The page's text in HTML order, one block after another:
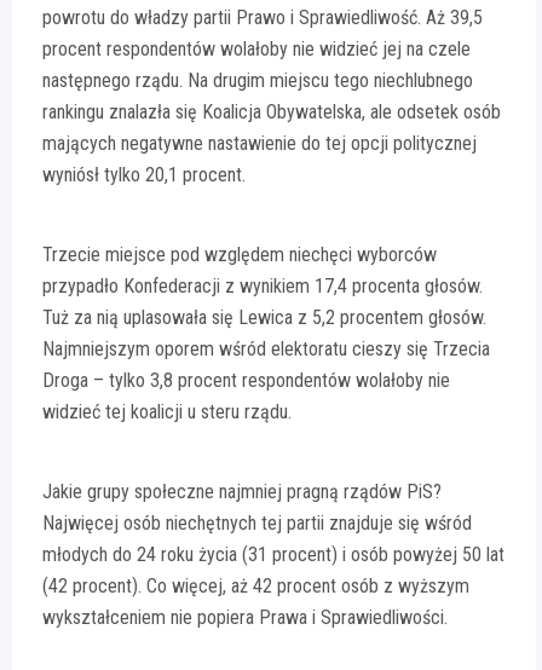
powrotu do władzy partii Prawo i Sprawiedliwość. Aż 39,5
procent respondentów wolałoby nie widzieć jej na czele
następnego rządu. Na drugim miejscu tego niechlubnego
rankingu znalazła się Koalicja Obywatelska, ale odsetek osób
mających negatywne nastawienie do tej opcji politycznej
wyniósł tylko 20,1 procent.
Trzecie miejsce pod względem niechęci wyborców
przypadło Konfederacji z wynikiem 17,4 procenta głosów.
Tuż za nią uplasowała się Lewica z 5,2 procentem głosów.
Najmniejszym oporem wśród elektoratu cieszy się Trzecia
Droga – tylko 3,8 procent respondentów wolałoby nie
widzieć tej koalicji u steru rządu.
Jakie grupy społeczne najmniej pragną rządów PiS?
Najwięcej osób niechętnych tej partii znajduje się wśród
młodych do 24 roku życia (31 procent) i osób powyżej 50 lat
(42 procent). Co więcej, aż 42 procent osób z wyższym
wykształceniem nie popiera Prawa i Sprawiedliwości.